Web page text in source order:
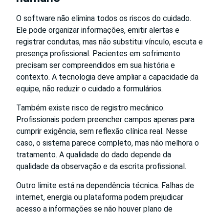
O software não elimina todos os riscos do cuidado.
Ele pode organizar informações, emitir alertas e
registrar condutas, mas não substitui vínculo, escuta e
presença profissional. Pacientes em sofrimento
precisam ser compreendidos em sua história e
contexto. A tecnologia deve ampliar a capacidade da
equipe, não reduzir o cuidado a formulários.
Também existe risco de registro mecânico.
Profissionais podem preencher campos apenas para
cumprir exigência, sem reflexão clínica real. Nesse
caso, o sistema parece completo, mas não melhora o
tratamento. A qualidade do dado depende da
qualidade da observação e da escrita profissional.
Outro limite está na dependência técnica. Falhas de
internet, energia ou plataforma podem prejudicar
acesso a informações se não houver plano de